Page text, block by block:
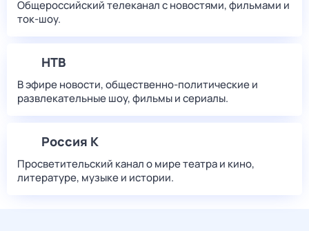
Общероссийский телеканал с новостями, фильмами и
ток-шоу.
НТВ
В эфире новости, общественно-политические и
развлекательные шоу, фильмы и сериалы.
Россия К
Просветительский канал о мире театра и кино,
литературе, музыке и истории.